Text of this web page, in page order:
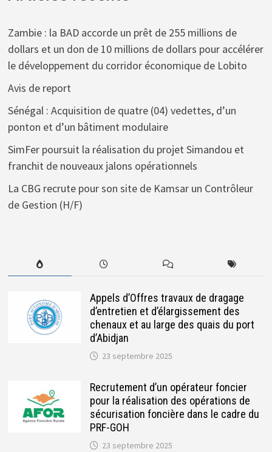
Zambie : la BAD accorde un prêt de 255 millions de
dollars et un don de 10 millions de dollars pour accélérer
le développement du corridor économique de Lobito
Avis de report
Sénégal : Acquisition de quatre (04) vedettes, d’un
ponton et d’un bâtiment modulaire
SimFer poursuit la réalisation du projet Simandou et
franchit de nouveaux jalons opérationnels
La CBG recrute pour son site de Kamsar un Contrôleur
de Gestion (H/F)
Appels d’Offres travaux de dragage
d’entretien et d’élargissement des
chenaux et au large des quais du port
d’Abidjan
23 septembre 2025
Recrutement d’un opérateur foncier
pour la réalisation des opérations de
sécurisation foncière dans le cadre du
PRF-GOH
23 septembre 2025